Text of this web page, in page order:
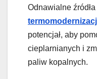
Odnawialne
potencjał, aby
cieplarnianych i
paliw kopalnych.